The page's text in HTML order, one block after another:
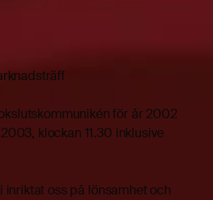
för år 2002
klockan 11.30 inklusive
inriktat oss på lönsamhet och